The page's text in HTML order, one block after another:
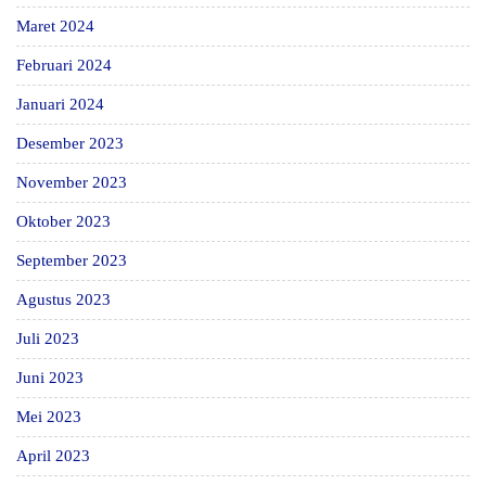
Maret 2024
Februari 2024
Januari 2024
Desember 2023
November 2023
Oktober 2023
September 2023
Agustus 2023
Juli 2023
Juni 2023
Mei 2023
April 2023